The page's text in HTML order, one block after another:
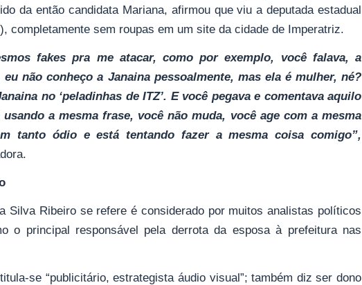
da então candidata Mariana, afirmou que viu a deputada estadual
completamente sem roupas em um site da cidade de Imperatriz.
fakes pra me atacar, como por exemplo, você falava, a
não conheço a Janaina pessoalmente, mas ela é mulher, né?
no ‘peladinhas de ITZ’. E você pegava e comentava aquilo
a mesma frase, você não muda, você age com a mesma
tanto ódio e está tentando fazer a mesma coisa comigo”,
Silva Ribeiro se refere é considerado por muitos analistas políticos
o principal responsável pela derrota da esposa à prefeitura nas
se “publicitário, estrategista áudio visual”; também diz ser dono